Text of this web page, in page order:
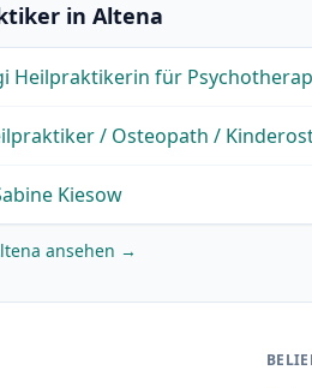
in Altena
Heilpraktikerin für
/ Osteopath /
Kiesow
ansehen →